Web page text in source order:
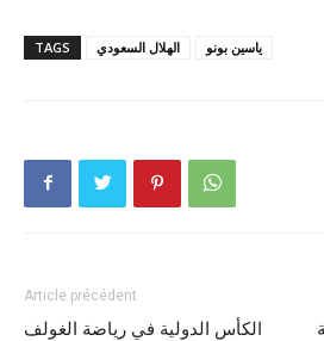
TAGS الهلال السعودي ياسين بونو
Article précédent
الكأس الدولية في رياضة الغولف